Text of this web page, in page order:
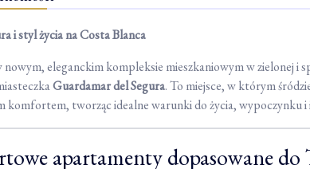
i styl życia na Costa Blanca
nowym, eleganckim kompleksie mieszkaniowym w zielonej i
Guardamar del Segura. To miejsce, w którym
komfortem, tworząc idealne warunki do życia, wypoczynku i
apartamenty dopasowane